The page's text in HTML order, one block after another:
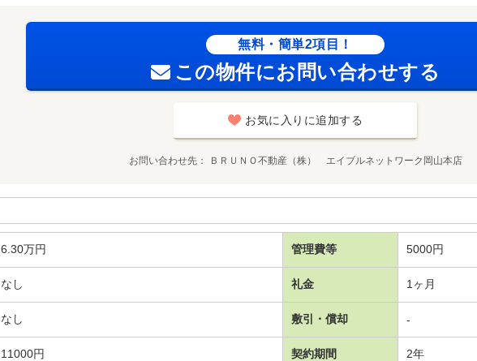
無料・簡単2項目！
この物件にお問い合わせする
お気に入りに追加する
お問い合わせ先 ＢＲＵＮＯ不動産（株） エイブルネットワーク岡山本店
6.30万円 管理費等 5000円
なし 礼金 1ヶ月
なし 敷引・償却 -
11000円 契約期間 2年